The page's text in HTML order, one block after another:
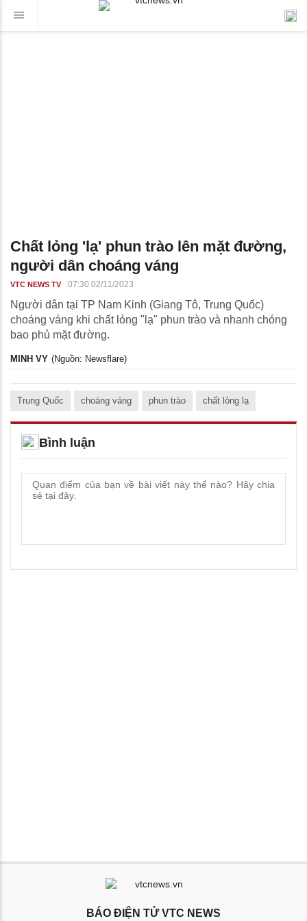
Chất lỏng 'lạ' phun trào lên mặt đường,
người dân choáng váng
VTC NEWS TV 07:30 02/11/2023
Người dân tại TP Nam Kinh (Giang Tô, Trung Quốc)
choáng váng khi chất lỏng "lạ" phun trào và nhanh chóng
bao phủ mặt đường.
MINH VY (Nguồn: Newsflare)
Trung Quốc choáng váng phun trào chất lỏng lạ
Bình luận
BÁO ĐIỆN TỬ VTC NEWS